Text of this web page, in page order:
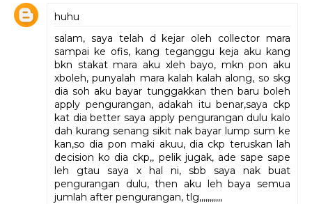
huhu
salam, saya telah d kejar oleh collector mara
sampai ke ofis, kang teganggu keja aku kang
bkn stakat mara aku xleh bayo, mkn pon aku
xboleh, punyalah mara kalah kalah along, so skg
dia soh aku bayar tunggakkan then baru boleh
apply pengurangan, adakah itu benar,saya ckp
kat dia better saya apply pengurangan dulu kalo
dah kurang senang sikit nak bayar lump sum ke
kan,so dia pon maki akuu, dia ckp teruskan lah
decision ko dia ckp,, pelik jugak, ade sape sape
leh gtau saya x hal ni, sbb saya nak buat
pengurangan dulu, then aku leh baya semua
jumlah after pengurangan, tlg,,,,,,,,,,,